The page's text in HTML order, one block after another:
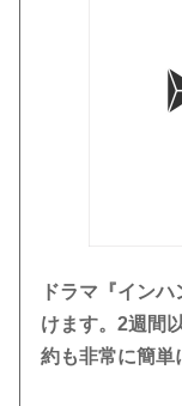
ドラマ『イン
けます。2週間
約も非常に簡単